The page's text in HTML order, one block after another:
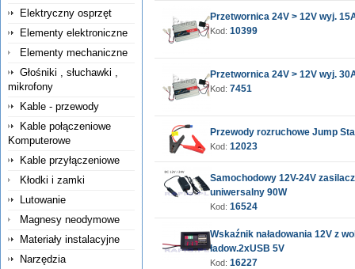
Elektryczny osprzęt
Elementy elektroniczne
Elementy mechaniczne
Głośniki , słuchawki ,
mikrofony
Kable - przewody
Kable połączeniowe
Komputerowe
Kable przyłączeniowe
Kłodki i zamki
Lutowanie
Magnesy neodymowe
Materiały instalacyjne
Narzędzia
Przetwornica 24V > 12V wyj.
Kod: 10399
Przetwornica 24V > 12V wyj.
Kod: 7451
Przewody rozruchowe Jump
Kod: 12023
Samochodowy 12V-24V
uniwersalny 90W
Kod: 16524
Wskaźnik naładowania 12V z
ładow.2xUSB 5V
Kod: 16227